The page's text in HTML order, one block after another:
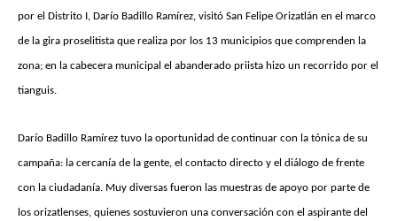
por el Distrito I, Darío Badillo Ramírez, visitó San Felipe Orizatlán en el marco
de la gira proselitista que realiza por los 13 municipios que comprenden la
zona; en la cabecera municipal el abanderado priista hizo un recorrido por el
tianguis.
Darío Badillo Ramírez tuvo la oportunidad de continuar con la tónica de su
campaña: la cercanía de la gente, el contacto directo y el diálogo de frente
con la ciudadanía. Muy diversas fueron las muestras de apoyo por parte de
los orizatlenses, quienes sostuvieron una conversación con el aspirante del